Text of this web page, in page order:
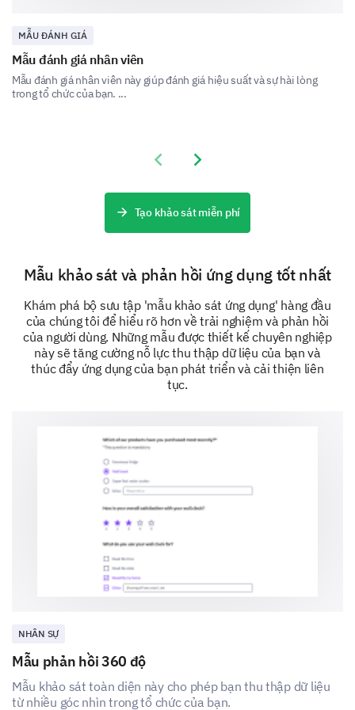
Thiết kế
Hỗ trợ khách hàng
Nếu bạn gặp bất kỳ vấn đề nào, vui lòng ghi rõ
chúng ở đây:
Vấn đề 1
Suy nghĩ cuối cùng
MẪU ĐÁNH GIÁ
Mẫu đánh giá nhân viên
Mẫu đánh giá nhân viên này giúp đánh giá hiệu suất và sự hài lòng
trong tổ chức của bạn. ...
Previous slide
Next slide
Tạo khảo sát miễn phí
Mẫu khảo sát và phản hồi ứng dụng tốt nhất
Khám phá bộ sưu tập 'mẫu khảo sát ứng dụng' hàng đầu
của chúng tôi để hiểu rõ hơn về trải nghiệm và phản hồi
của người dùng. Những mẫu được thiết kế chuyên nghiệp
này sẽ tăng cường nỗ lực thu thập dữ liệu của bạn và
thúc đẩy ứng dụng của bạn phát triển và cải thiện liên
tục.
NHÂN SỰ
Mẫu phản hồi 360 độ
Mẫu khảo sát toàn diện này cho phép bạn thu thập dữ liệu
từ nhiều góc nhìn trong tổ chức của bạn.